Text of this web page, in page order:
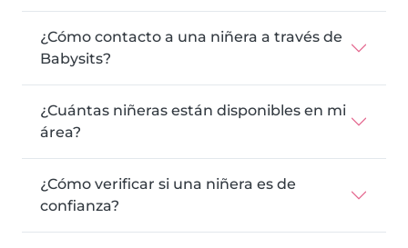
¿Cómo contacto a una niñera a través de
Babysits?
¿Cuántas niñeras están disponibles en mi
área?
¿Cómo verificar si una niñera es de
confianza?